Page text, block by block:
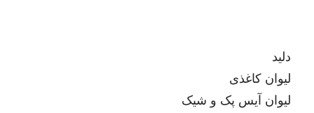
دلید
لیوان کاغذی
لیوان آیس پک و شیک